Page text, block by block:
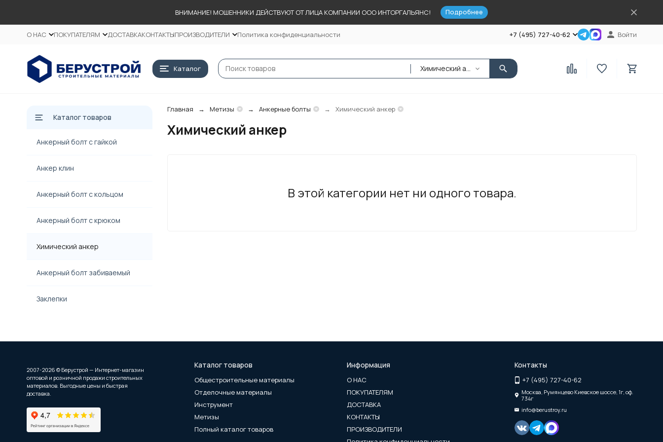
ВНИМАНИЕ! МОШЕННИКИ ДЕЙСТВУЮТ ОТ ЛИЦА КОМПАНИИ ООО ИНТОРГАЛЬЯНС! Подробнее
О НАС ПОКУПАТЕЛЯМ ДОСТАВКАКОНТАКТЫПРОИЗВОДИТЕЛИ Политика конфиденциальности +7 (495) 727-40-62 Войти
Каталог Химический анкер
Главная Метизы Анкерные болты Химический анкер
Химический анкер
В этой категории нет ни одного товара.
Каталог товаров
Анкерный болт с гайкой
Анкер клин
Анкерный болт с кольцом
Анкерный болт с крюком
Химический анкер
Анкерный болт забиваемый
Заклепки
2007-2026 © Берустрой — Интернет-магазин
оптовой и розничной продажи строительных
материалов. Выгодные цены и быстрая
доставка.
Каталог товаров
Общестроительные материалы
Отделочные материалы
Инструмент
Метизы
Полный каталог товаров
Информация
О НАС
ПОКУПАТЕЛЯМ
ДОСТАВКА
КОНТАКТЫ
ПРОИЗВОДИТЕЛИ
Контакты
+7 (495) 727-40-62
Москва, Румянцево Киевское шоссе, 1г, оф.
734г
info@berustroy.ru